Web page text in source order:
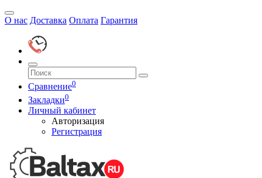
О нас Доставка Оплата Гарантия
Сравнение0
Закладки0
Личный кабинет
Авторизация
Регистрация